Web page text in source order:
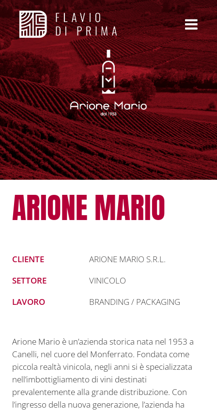
ARIONE MARIO
CLIENTE
ARIONE MARIO S.R.L.
SETTORE
VINICOLO
LAVORO
BRANDING / PACKAGING
Arione Mario è un’azienda storica nata nel 1953 a
Canelli, nel cuore del Monferrato. Fondata come
piccola realtà vinicola, negli anni si è specializzata
nell’imbottigliamento di vini destinati
prevalentemente alla grande distribuzione. Con
l’ingresso della nuova generazione, l’azienda ha